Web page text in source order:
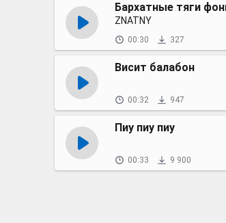
Бархатные тяги
ZNATNY
00:30 327
Висит балабон
00:32 947
Пиу пиу пиу
00:33 9 900